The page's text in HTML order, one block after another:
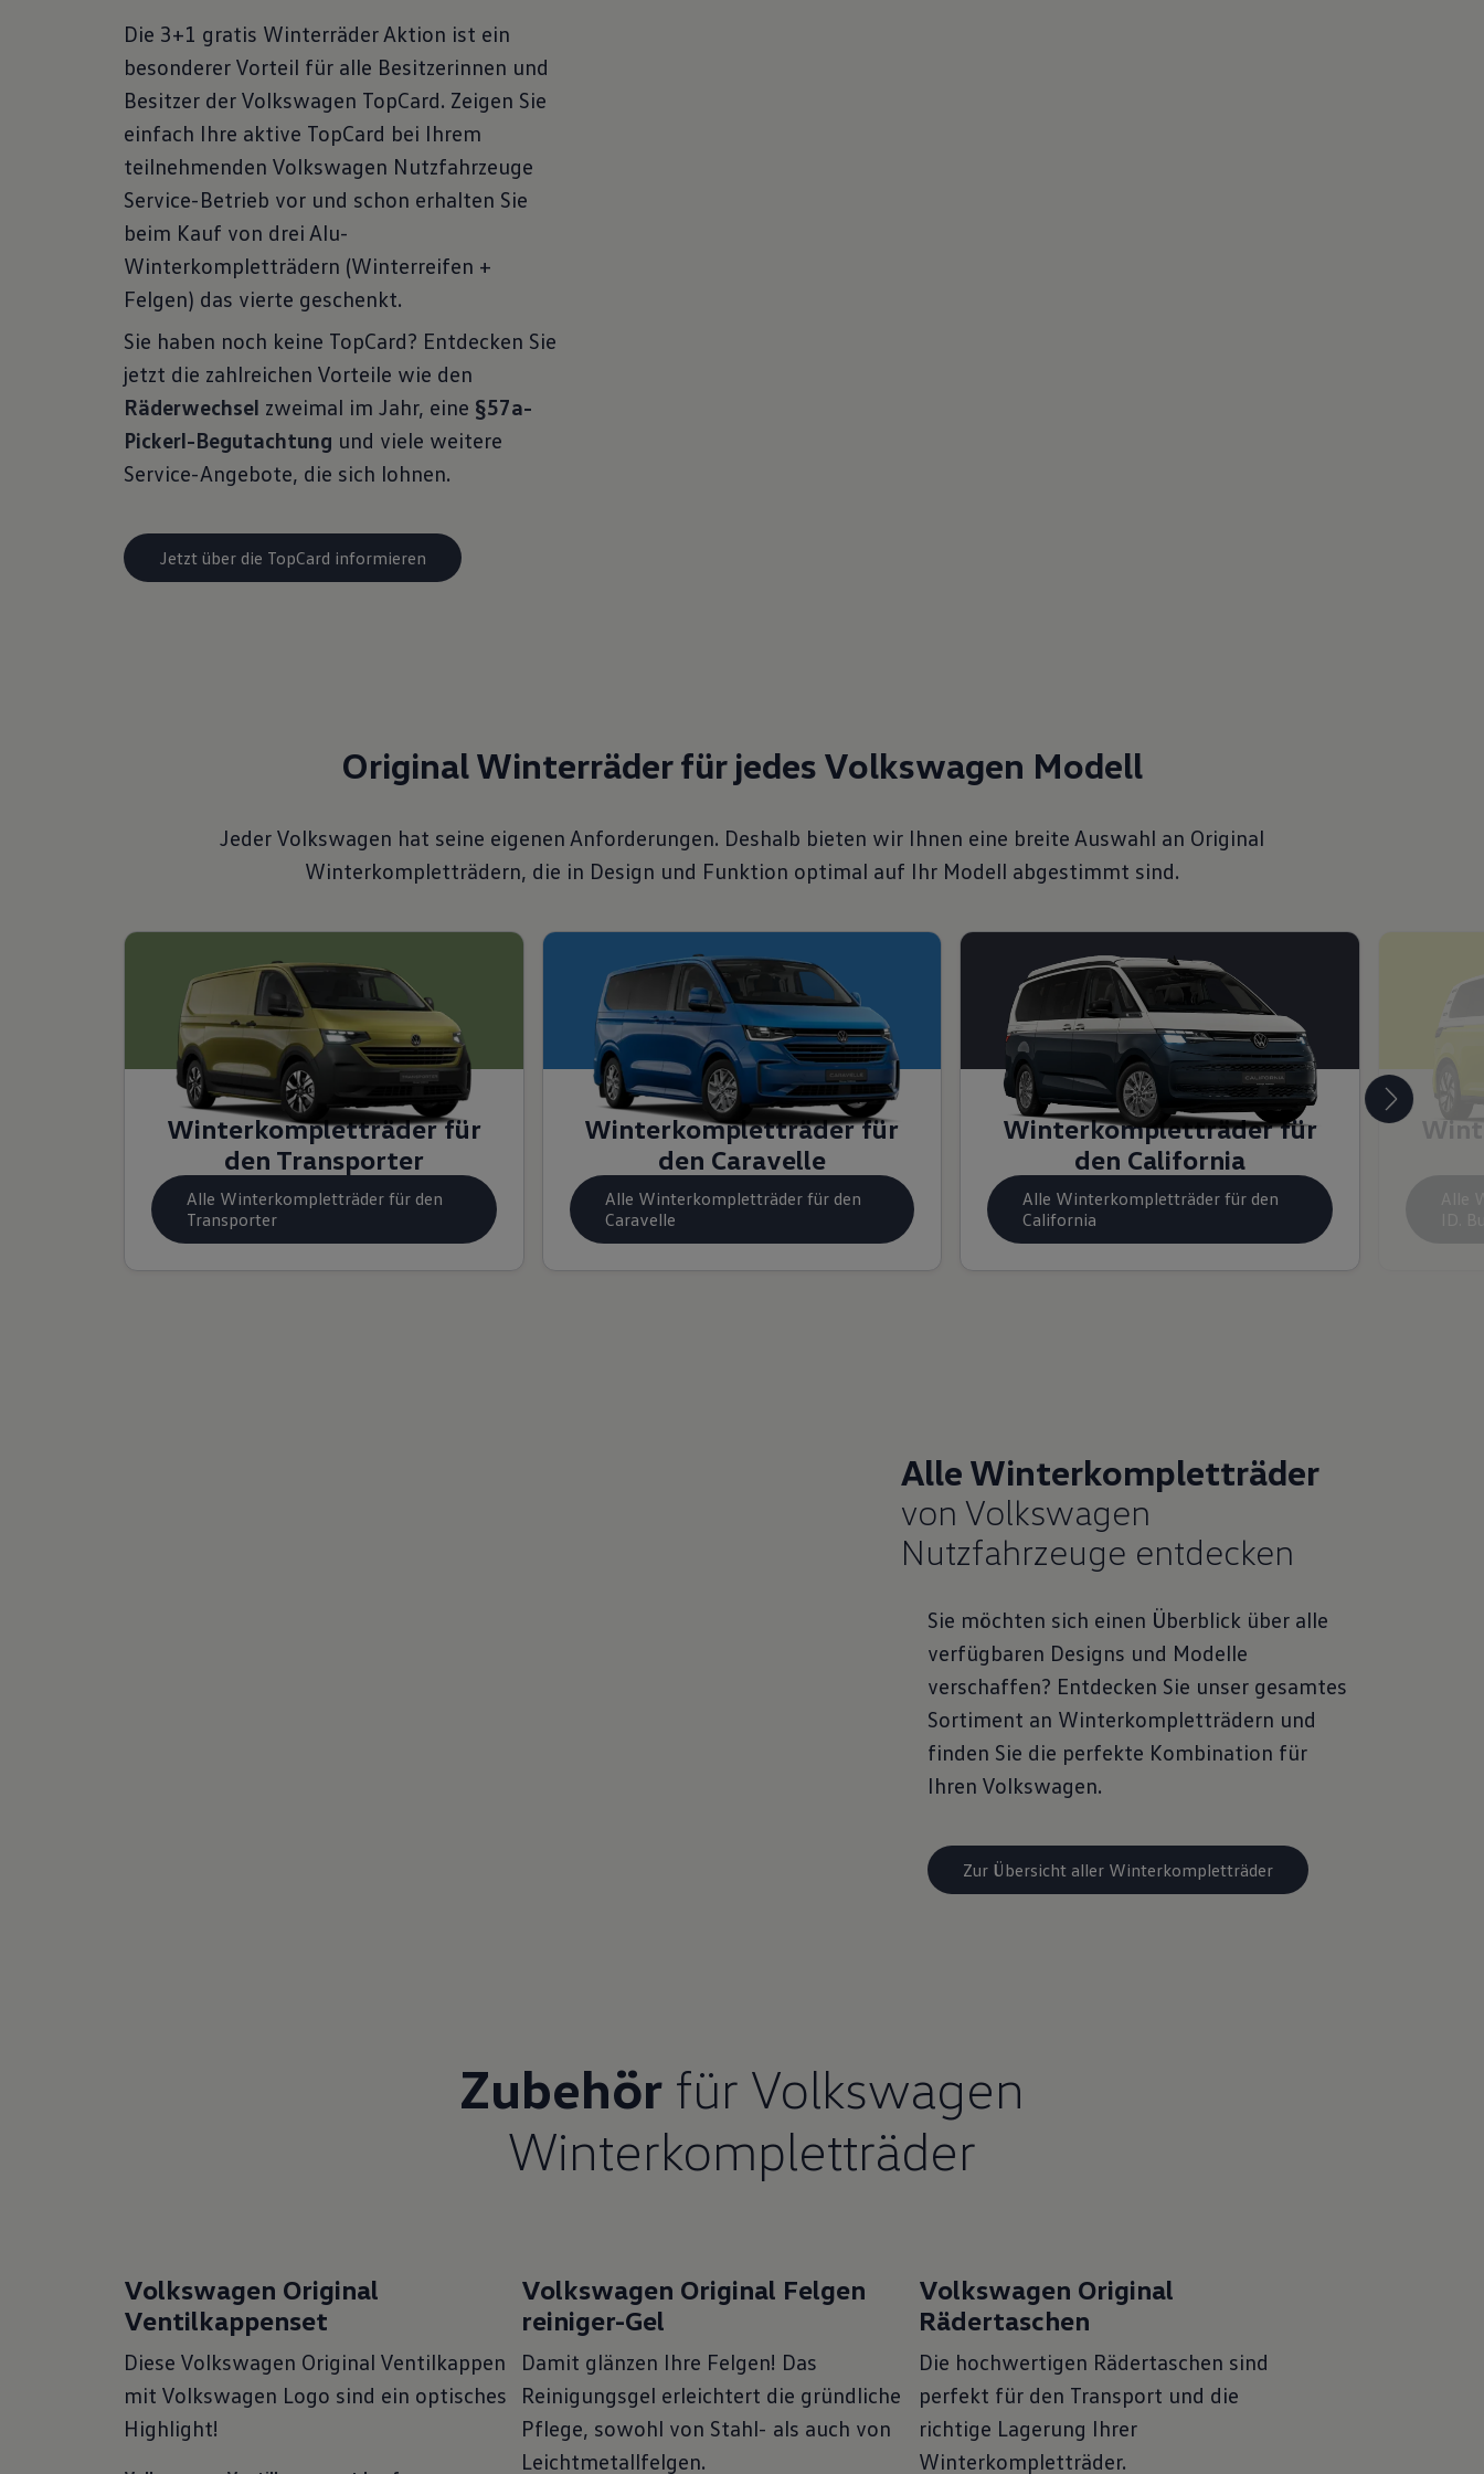
Winter­komplett­rad Aktion:
Felgen) das vierte Rad gratis dazu. Rüsten Sie Ihren Transporter , ID. Buzz& Co. mit
perfekt abgestimmten Original-Rädern aus – für maximale Sicherheit in gewohnter
Die 3+1 gratis Winterräder Aktion ist ein
besonderer Vorteil für alle Besitzerinnen und
Besitzer der Volkswagen TopCard. Zeigen Sie
einfach Ihre aktive TopCard bei Ihrem
teilnehmenden Volkswagen Nutzfahrzeuge
Service-Betrieb vor und schon erhalten Sie
beim Kauf von drei Alu-
Winterkompletträdern (Winterreifen +
Felgen) das vierte geschenkt.
Sie haben noch keine TopCard? Entdecken Sie
jetzt die zahlreichen Vorteile wie den
Räderwechsel zweimal im Jahr, eine §57a-
Pickerl-Begutachtung und viele weitere
Service-Angebote, die sich lohnen.
Jetzt über die TopCard informieren
Original Winterräder für jedes Volkswagen Modell
Jeder Volkswagen hat seine eigenen Anforderungen. Deshalb bieten wir Ihnen eine breite Auswahl an Original
Winterkompletträdern, die in Design und Funktion optimal auf Ihr Modell abgestimmt sind.
Winterkompletträder für
den Transporter
Alle Winterkompletträder für den
Transporter
Winterkompletträder für
den Caravelle
Alle Winterkompletträder für den
Caravelle
Winterkompletträder für
den California
Alle Winterkompletträder für den
California
Alle Winterkompletträder
von Volkswagen
Nutzfahrzeuge entdecken
Sie möchten sich einen Überblick über alle
verfügbaren Designs und Modelle
verschaffen? Entdecken Sie unser gesamtes
Sortiment an Winterkompletträdern und
finden Sie die perfekte Kombination für
Ihren Volkswagen.
Zur Übersicht aller Winterkompletträder
Zubehörfür Volkswagen
Winterkompletträder
Volkswagen Original
Ventilkappenset
Diese Volkswagen Original Ventilkappen
mit Volkswagen Logo sind ein optisches
Highlight!
Volkswagen Original Felgen
reiniger-Gel
Damit glänzen Ihre Felgen! Das
Reinigungsgel erleichtert die gründliche
Pflege, sowohl von Stahl- als auch von
Leichtmetallfelgen.
Volkswagen Original
Rädertaschen
Die hochwertigen Rädertaschen sind
perfekt für den Transport und die
richtige Lagerung Ihrer
Winterkompletträder.